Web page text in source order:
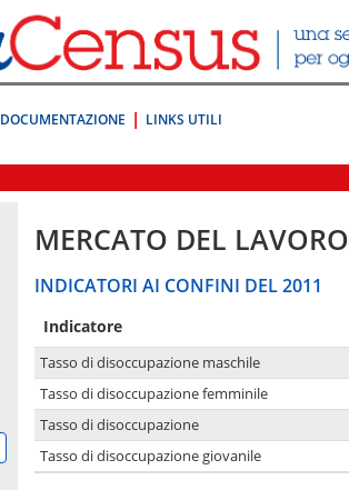
DOCUMENTAZIONE LINKS UTILI
MERCATO DEL LAVORO
INDICATORI AI CONFINI DEL 2011
Indicatore
Tasso di disoccupazione maschile
Tasso di disoccupazione femminile
Tasso di disoccupazione
Tasso di disoccupazione giovanile